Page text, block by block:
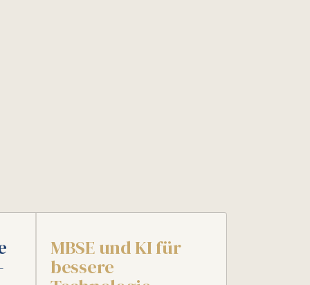
MBSE und KI für
bessere